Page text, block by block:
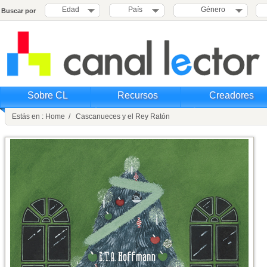
Buscar por Edad País Género
Sobre CL Recursos Creadores
Estás en : Home / Cascanueces y el Rey Ratón